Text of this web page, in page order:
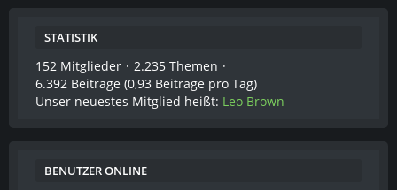
STATISTIK
152 Mitglieder
2.235 Themen
6.392 Beiträge (0,93 Beiträge pro Tag)
Unser neuestes Mitglied heißt: Leo Brown
BENUTZER ONLINE